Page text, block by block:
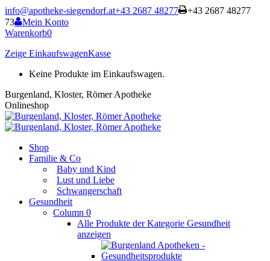
Zum
Inhalt
springen
info@apotheke-siegendorf.at+43 2687 48277
+43 2687 48277
73
Mein Konto
Warenkorb0
Zeige EinkaufswagenKasse
Keine Produkte im Einkaufswagen.
Burgenland, Kloster, Römer Apotheke
Onlineshop
Shop
Familie & Co
Baby und Kind
Lust und Liebe
Schwangerschaft
Gesundheit
Column 0
Alle Produkte der Kategorie Gesundheit
anzeigen